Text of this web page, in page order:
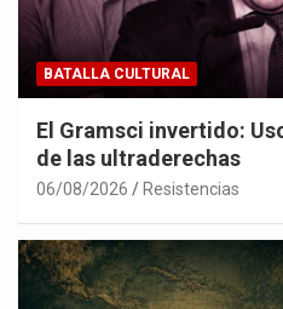
BATALLA CULTURAL
El Gramsci invertido:
de las ultraderechas
06/08/2026 Resistencias